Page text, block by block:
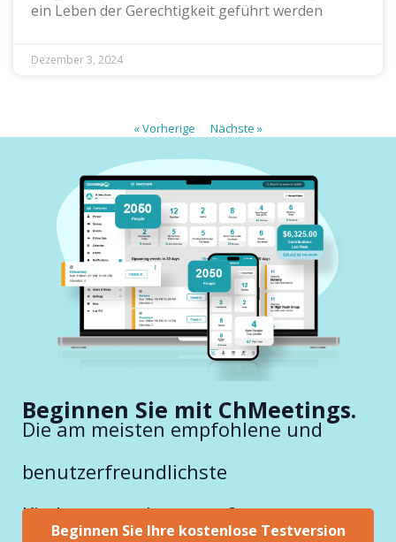
ein Leben der Gerechtigkeit geführt werden
Dezember 3, 2024
« Vorherige Nächste »
Beginnen Sie mit ChMeetings.
Die am meisten empfohlene und
benutzerfreundlichste
Kirchenverwaltungssoftware.
Beginnen Sie Ihre kostenlose Testversion